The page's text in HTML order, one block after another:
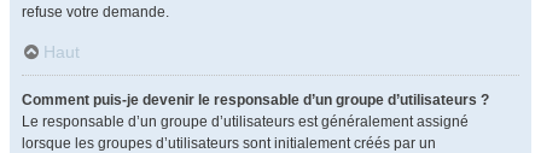
refuse votre demande.
Haut
Comment puis-je devenir le responsable d’un groupe d’utilisateurs ?
Le responsable d’un groupe d’utilisateurs est généralement assigné
lorsque les groupes d’utilisateurs sont initialement créés par un